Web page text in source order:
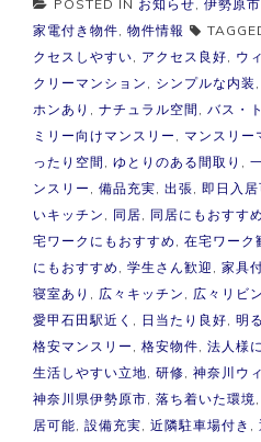
POSTED IN お知らせ, 伊勢原
家電付き物件, 物件情報
クセスしやすい, アクセス良好, ウ
クリーマンション , シンプルな内装 ,
ホンあり , ナチュラル空間 , バス・
ミリー向けマンスリー , マンスリー
ったり空間 , ゆとりのある間取り ,
ンスリー , 備品充実, 出張, 即日入居
いキッチン , 同居, 同居にもおすすめ
宅ワークにもおすすめ , 在宅ワーク
にもおすすめ , 学生さん歓迎 , 家具
寝室あり , 広々キッチン , 広々リビ
愛甲石田駅近く , 日当たり良好, 明
格安マンスリー , 格安物件, 法人様
生活しやすい立地, 研修, 神奈川ウ
神奈川県伊勢原市, 落ち着いた環境,
居可能, 設備充実, 近隣駐車場付き ,